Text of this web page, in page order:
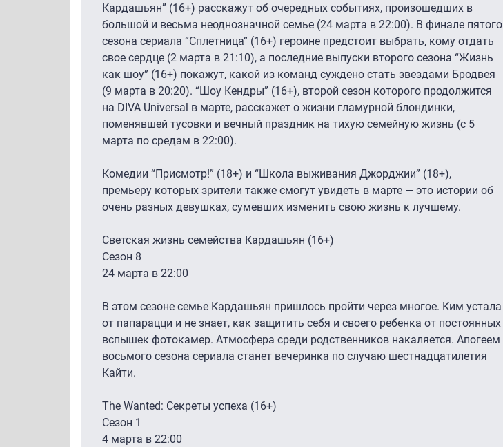
Кардашьян” (16+) расскажут об очередных событиях, произошедших в
большой и весьма неоднозначной семье (24 марта в 22:00). В финале пятого
сезона сериала “Сплетница” (16+) героине предстоит выбрать, кому отдать
свое сердце (2 марта в 21:10), а последние выпуски второго сезона “Жизнь
как шоу” (16+) покажут, какой из команд суждено стать звездами Бродвея
(9 марта в 20:20). “Шоу Кендры” (16+), второй сезон которого продолжится
на DIVA Universal в марте, расскажет о жизни гламурной блондинки,
поменявшей тусовки и вечный праздник на тихую семейную жизнь (с 5
марта по средам в 22:00).
Комедии “Присмотр!” (18+) и “Школа выживания Джорджии” (18+),
премьеру которых зрители также смогут увидеть в марте — это истории об
очень разных девушках, сумевших изменить свою жизнь к лучшему.
Светская жизнь семейства Кардашьян (16+)
Сезон 8
24 марта в 22:00
В этом сезоне семье Кардашьян пришлось пройти через многое. Ким устала
от папарацци и не знает, как защитить себя и своего ребенка от постоянных
вспышек фотокамер. Атмосфера среди родственников накаляется. Апогеем
восьмого сезона сериала станет вечеринка по случаю шестнадцатилетия
Кайти.
The Wanted: Секреты успеха (16+)
Сезон 1
4 марта в 22:00